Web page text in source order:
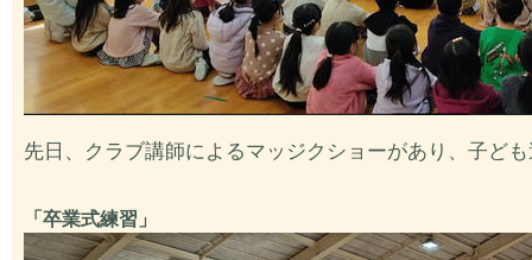
先日、クラブ講師によるマッジクショーがあり、子ど
「卒業式練習」